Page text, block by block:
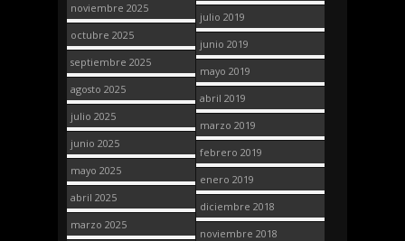
noviembre 2025
octubre 2025
septiembre 2025
agosto 2025
julio 2025
junio 2025
mayo 2025
abril 2025
marzo 2025
julio 2019
junio 2019
mayo 2019
abril 2019
marzo 2019
febrero 2019
enero 2019
diciembre 2018
noviembre 2018